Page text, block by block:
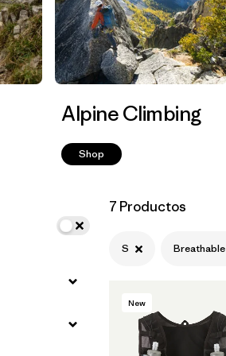
Filtrar por
Volume
Alpine Climbing
Shop
7 Productos
S Breathable
New